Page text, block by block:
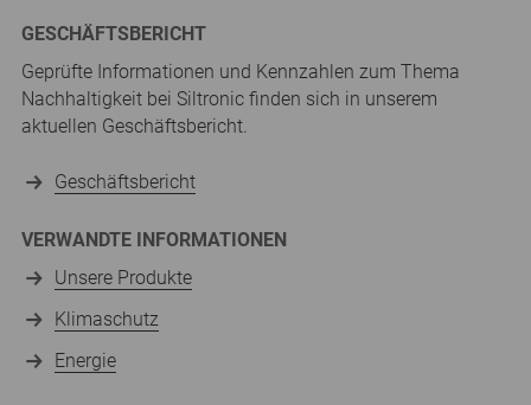
GESCHÄFTSBERICHT
Geprüfte Informationen und Kennzahlen zum Thema
Nachhaltigkeit bei Siltronic finden sich in unserem
aktuellen Geschäftsbericht.
Geschäftsbericht
VERWANDTE INFORMATIONEN
Unsere Produkte
Klimaschutz
Energie